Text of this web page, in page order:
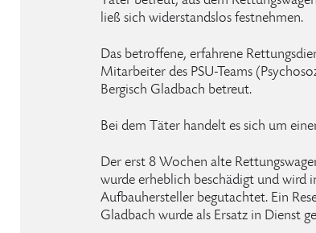
ließ sich widerstandslos festnehmen.
Das betroffene, erfahrene
Mitarbeiter des PSU-Teams
Bergisch Gladbach betreut.
Bei dem Täter handelt es sich um
Der erst 8 Wochen alte
wurde erheblich beschädigt und wird
Aufbauhersteller begutachtet. Ein
Gladbach wurde als Ersatz in Dienst